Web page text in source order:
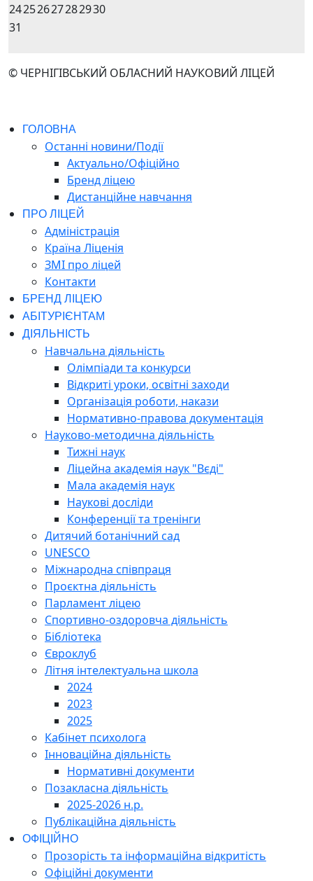
24252627282930
31
© ЧЕРНІГІВСЬКИЙ ОБЛАСНИЙ НАУКОВИЙ ЛІЦЕЙ
ГОЛОВНА
Останні новини/Події
Актуально/Офіційно
Бренд ліцею
Дистанційне навчання
ПРО ЛІЦЕЙ
Адміністрація
Країна Ліценія
ЗМІ про ліцей
Контакти
БРЕНД ЛІЦЕЮ
АБІТУРІЄНТАМ
ДІЯЛЬНІСТЬ
Навчальна діяльність
Олімпіади та конкурси
Відкриті уроки, освітні заходи
Організація роботи, накази
Нормативно-правова документація
Науково-методична діяльність
Тижні наук
Ліцейна академія наук "Вєді"
Мала академія наук
Наукові досліди
Конференції та тренінги
Дитячий ботанічний сад
UNESCO
Міжнародна співпраця
Проєктна діяльність
Парламент ліцею
Спортивно-оздоровча діяльність
Бібліотека
Євроклуб
Літня інтелектуальна школа
2024
2023
2025
Кабінет психолога
Інноваційна діяльність
Нормативні документи
Позакласна діяльність
2025-2026 н.р.
Публікаційна діяльність
ОФІЦІЙНО
Прозорість та інформаційна відкритість
Офіційні документи